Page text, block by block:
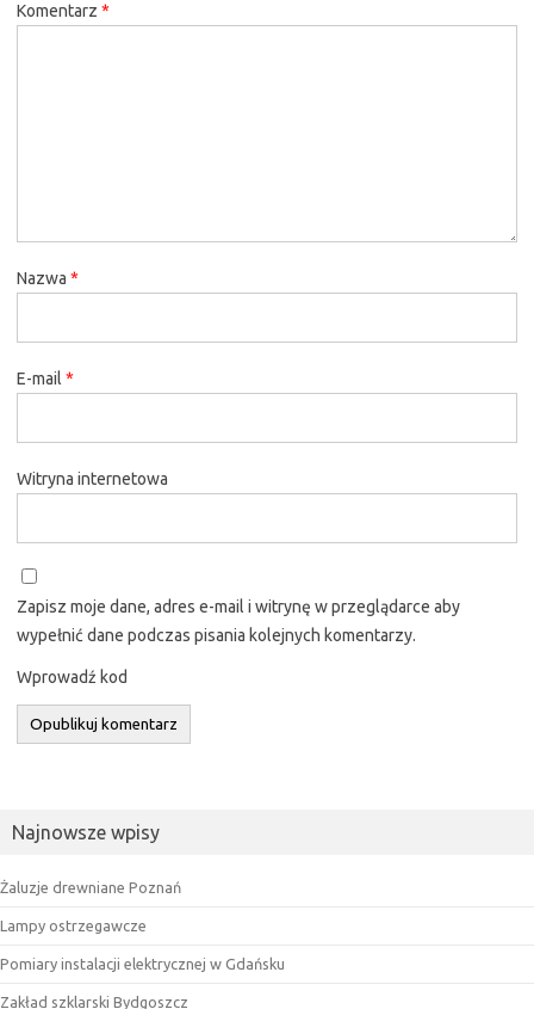
Komentarz *
Nazwa *
E-mail *
Witryna internetowa
Zapisz moje dane, adres e-mail i witrynę w przeglądarce aby
wypełnić dane podczas pisania kolejnych komentarzy.
Wprowadź kod
Najnowsze wpisy
Żaluzje drewniane Poznań
Lampy ostrzegawcze
Pomiary instalacji elektrycznej w Gdańsku
Zakład szklarski Bydgoszcz